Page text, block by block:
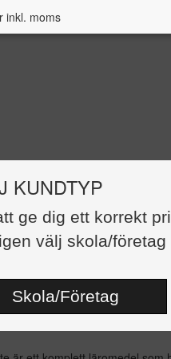
KUNDTYP
ge dig ett korrekt
välj skola/
Skola/Företag
inkl. moms
-
499,00 kr
134